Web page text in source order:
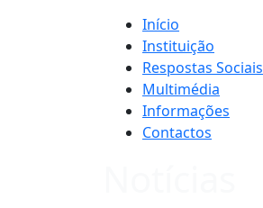
Início
Instituição
Respostas Sociais
Multimédia
Informações
Contactos